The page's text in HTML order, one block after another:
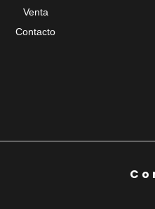
Venta
Contacto